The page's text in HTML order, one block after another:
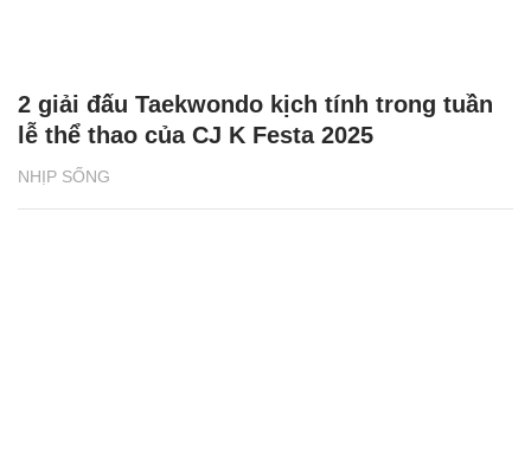
NHỊP SỐNG
2 giải đấu Taekwondo kịch tính trong tuần
lễ thể thao của CJ K Festa 2025